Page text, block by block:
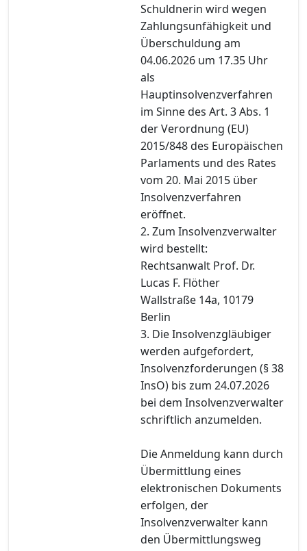
Schuldnerin wird wegen
Zahlungsunfähigkeit und
Überschuldung am
04.06.2026 um 17.35 Uhr
als
Hauptinsolvenzverfahren
im Sinne des Art. 3 Abs. 1
der Verordnung (EU)
2015/848 des Europäischen
Parlaments und des Rates
vom 20. Mai 2015 über
Insolvenzverfahren
eröffnet.
2. Zum Insolvenzverwalter
wird bestellt:
Rechtsanwalt Prof. Dr.
Lucas F. Flöther
Wallstraße 14a, 10179
Berlin
3. Die Insolvenzgläubiger
werden aufgefordert,
Insolvenzforderungen (§ 38
InsO) bis zum 24.07.2026
bei dem Insolvenzverwalter
schriftlich anzumelden.
Die Anmeldung kann durch
Übermittlung eines
elektronischen Dokuments
erfolgen, der
Insolvenzverwalter kann
den Übermittlungsweg